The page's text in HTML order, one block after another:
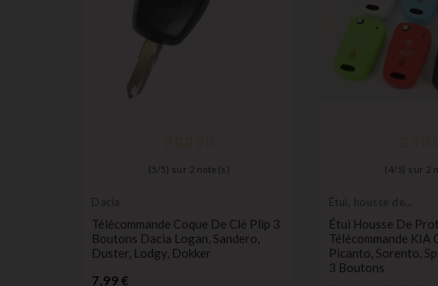
( 5 / 5) sur 2 note(s)
Dacia
Télécommande Coque De Clé Plip 3
Boutons Dacia Logan, Sandero,
Duster, Lodgy, Dokker
7,99 €
( 4/ 5) sur 2
Étui, housse de
protection de clés
Étui Housse De
Télécommande KIA
Picanto, Sorento,
3 Boutons